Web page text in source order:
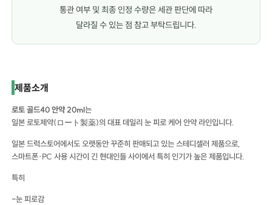
통관 여부 및 최종 인정 수량은 세관 판단에 따라
달라질 수 있는 점 참고 부탁드립니다.
제품소개
로토 골드40 안약 20ml는
일본 로토제약(ロート製薬)의 대표 데일리 눈 피로 케어 안약 라인입니다.
일본 드럭스토어에서도 오랫동안 꾸준히 판매되고 있는 스테디셀러 제품으로,
스마트폰·PC 사용 시간이 긴 현대인들 사이에서 특히 인기가 높은 제품입니다.
특히
-눈 피로감